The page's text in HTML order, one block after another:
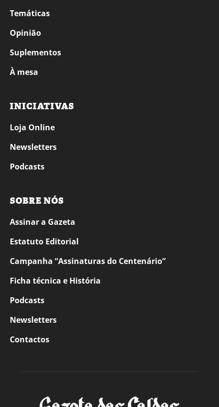
Temáticas
Opinião
Suplementos
À mesa
INICIATIVAS
Loja Online
Newsletters
Podcasts
SOBRE NÓS
Assinar a Gazeta
Estatuto Editorial
Campanha “Assinaturas do Centenário”
Ficha técnica e História
Podcasts
Newsletters
Contactos